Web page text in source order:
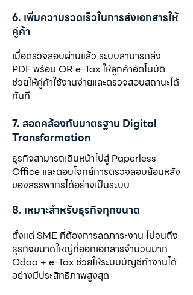
6. เพิ่มความรวดเร็วในการส่งเอกสารให้
คู่ค้า
เมื่อตรวจสอบผ่านแล้ว ระบบสามารถส่ง
PDF พร้อม QR e-Tax ให้ลูกค้าอัตโนมัติ
ช่วยให้คู่ค้าใช้งานง่ายและตรวจสอบสถานะได้
ทันที
7. สอดคล้องกับมาตรฐาน Digital
Transformation
ธุรกิจสามารถเดินหน้าไปสู่ Paperless
Office และตอบโจทย์การตรวจสอบย้อนหลัง
ของสรรพากรได้อย่างเป็นระบบ
8. เหมาะสำหรับธุรกิจทุกขนาด
ตั้งแต่ SME ที่ต้องการลดภาระงาน ไปจนถึง
ธุรกิจขนาดใหญ่ที่ออกเอกสารจำนวนมาก
Odoo + e-Tax ช่วยให้ระบบบัญชีทำงานได้
อย่างมีประสิทธิภาพสูงสุด